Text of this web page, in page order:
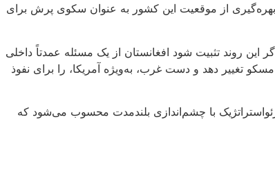
بهره‌گیری از موقعیت این کشور به عنوان سکوی پرش برای
روند تثبیت شود افغانستان از یک مسئله عمدتاً داخلی
تغییر دهد و دست غرب، به‌ویژه آمریکا، را برای نفوذ
با چشم‌اندازی بلندمدت محسوب می‌شود که